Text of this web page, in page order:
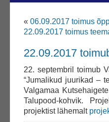
« 06.09.2017 toimus
22.09.2017 toimus
22.09.2017
22. septembril toimub
“Jumalikud juurikad –
Valgamaa
Talupood-kohvik.
projektist lähemalt